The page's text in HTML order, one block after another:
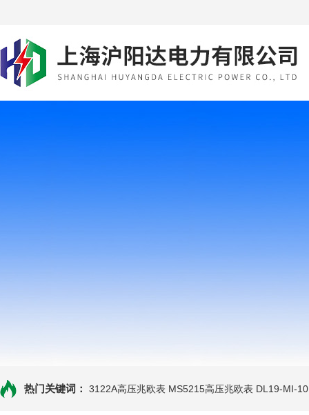
热门关键词： 3122A高压兆欧表 MS5215高压兆欧表 DL19-MI-